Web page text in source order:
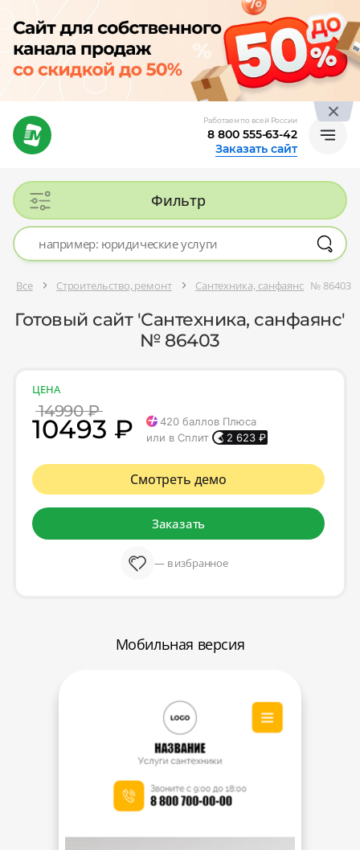
Работаем по всей России
8 800 555-63-42
Заказать сайт
Фильтр
Все Строительство, ремонт Сантехника, санфаянс № 86403
Готовый сайт 'Сантехника, санфаянс'
№ 86403
ЦЕНА
14990 ₽
10493 ₽ 420 баллов Плюса
или в Сплит
2 623 ₽
Смотреть демо
Заказать
— в избранное
Мобильная версия